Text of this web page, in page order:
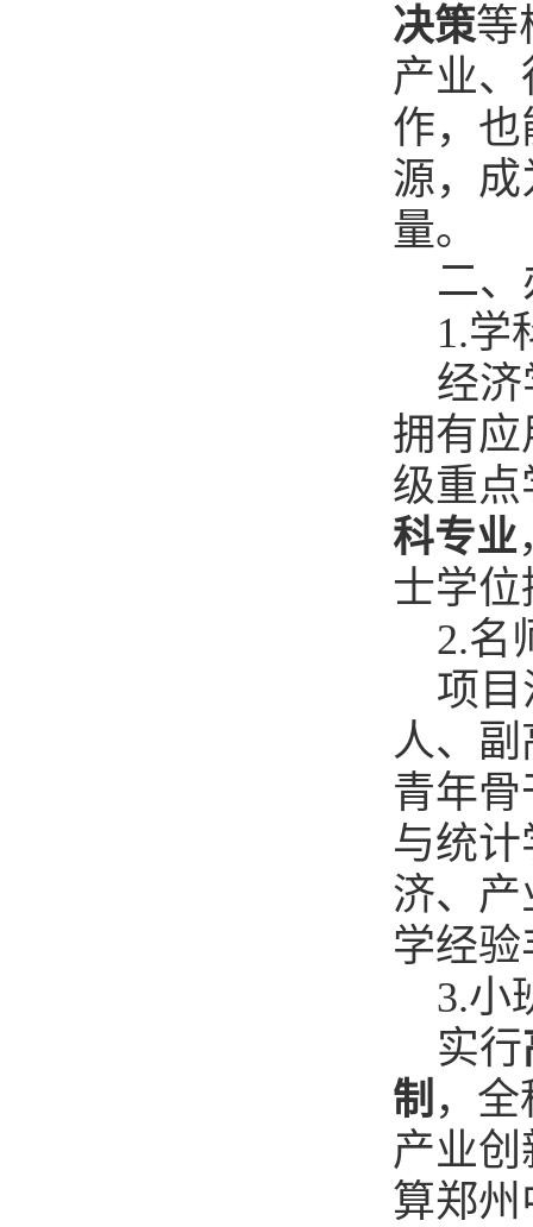
决策等
产业
作，
源，
量。
二
1.学
经济
拥有
级重
科专业
士学
2.名
项目
人、
青年
与统
济、
学经
3.小
实行
制 ，
产业
算郑